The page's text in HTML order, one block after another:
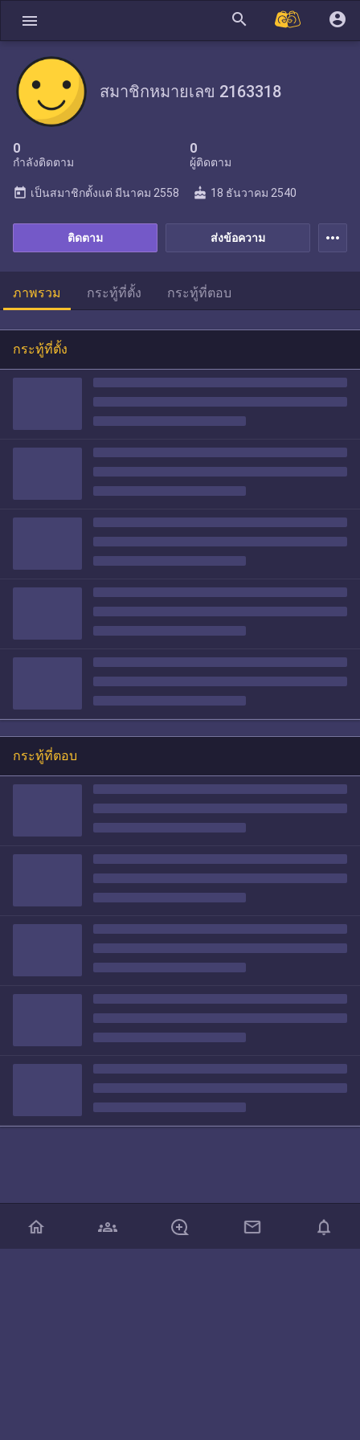
menu search account_circle
สมาชิกหมายเลข 2163318
0
กำลังติดตาม
0
ผู้ติดตาม
ส่งข้อความ
ติดตาม
today เป็นสมาชิกตั้งแต่ มีนาคม 2558 cake 18 ธันวาคม 2540
more_horiz
ภาพรวม กระทู้ที่ตั้ง กระทู้ที่ตอบ
กระทู้ที่ตั้ง
กระทู้ที่ตอบ